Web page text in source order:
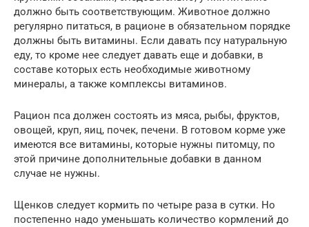
должно быть соответствующим. Животное должно
регулярно питаться, в рационе в обязательном порядке
должны быть витамины. Если давать псу натуральную
еду, то кроме нее следует давать еще и добавки, в
составе которых есть необходимые животному
минералы, а также комплексы витаминов.
Рацион пса должен состоять из мяса, рыбы, фруктов,
овощей, круп, яиц, почек, печени. В готовом корме уже
имеются все витамины, которые нужны питомцу, по
этой причине дополнительные добавки в данном
случае не нужны.
Щенков следует кормить по четыре раза в сутки. Но
постепенно надо уменьшать количество кормлений до